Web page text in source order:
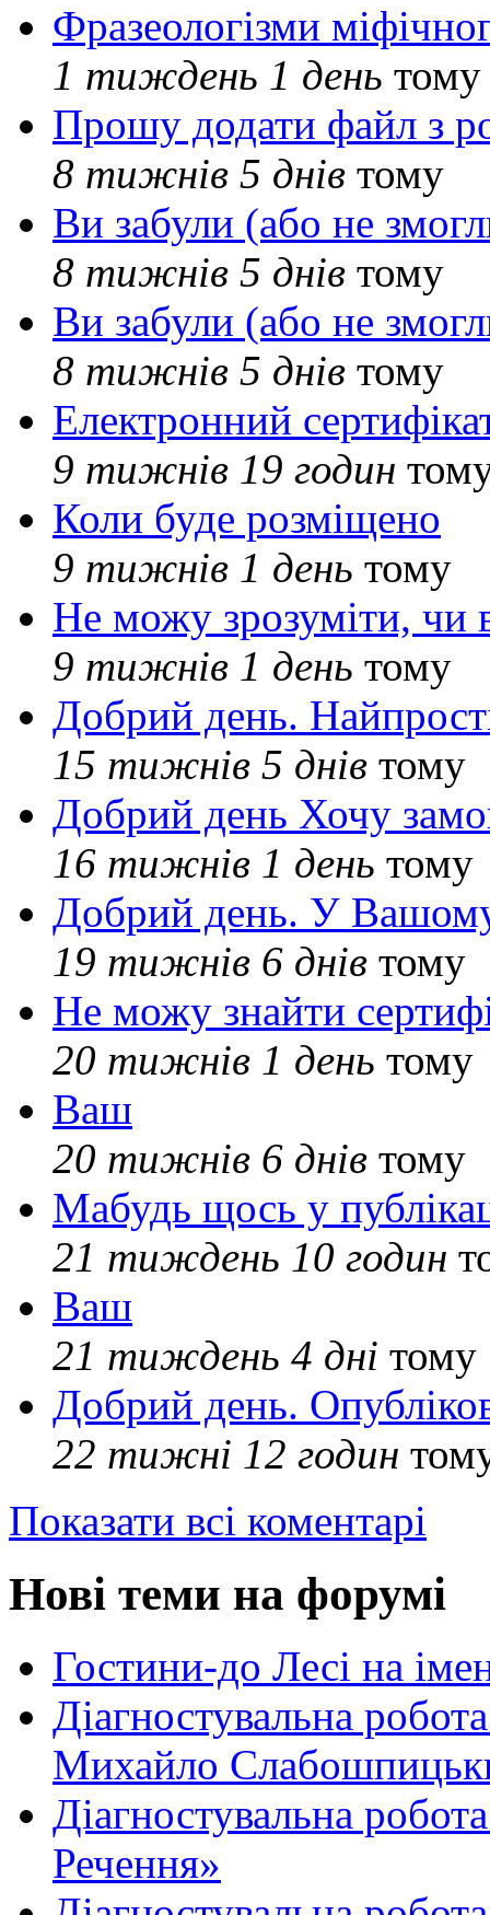
Фразеологізми
1 тиждень 1 день тому
Прошу додати файл з
8 тижнів 5 днів тому
Ви забули (або не
8 тижнів 5 днів тому
Ви забули (або не
8 тижнів 5 днів тому
Електронний
9 тижнів 19 годин
Коли буде розміщено
9 тижнів 1 день тому
Не можу зрозуміти, чи
9 тижнів 1 день тому
Добрий день.
15 тижнів 5 днів тому
Добрий день Хочу
16 тижнів 1 день тому
Добрий день. У Вашому
19 тижнів 6 днів тому
Не можу знайти
20 тижнів 1 день тому
Ваш
20 тижнів 6 днів тому
Мабудь щось у
21 тиждень 10 годин
Ваш
21 тиждень 4 дні тому
Добрий день.
22 тижні 12 годин
Показати всі коментарі
Нові теми на форумі
Гостини-до Лесі на
Діагностувальна
Михайло
Діагностувальна
Речення»